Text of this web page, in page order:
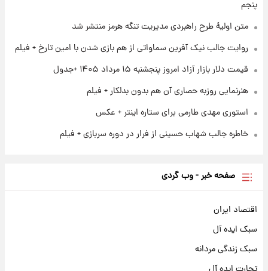
آغاز طرح جدید فروش مشارکت در تولید سایپا؛
سود مشارکت چند درصد است؟
پنجم
متن اولیۀ طرح راهبردی مدیریت تنگه هرمز منتشر شد
روایت جالب نیک آفرین سماواتی از هم بازی شدن با امین تارخ + فیلم
قیمت دلار بازار آزاد امروز پنجشنبه ۱۵ مرداد ۱۴۰۵ +جدول
هنرنمایی روزبه حصاری آن هم بدون بدلکار + فیلم
استوری مهدی طارمی برای ستاره اینتر + عکس
خاطره جالب شهاب حسینی از فرار در دوره سربازی + فیلم
صفحه خبر - وب گردی
اقتصاد ایران
سبک ایده آل
سبک زندگی مردانه